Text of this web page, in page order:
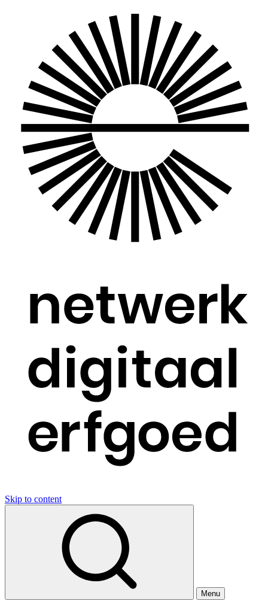
Skip to content
Menu